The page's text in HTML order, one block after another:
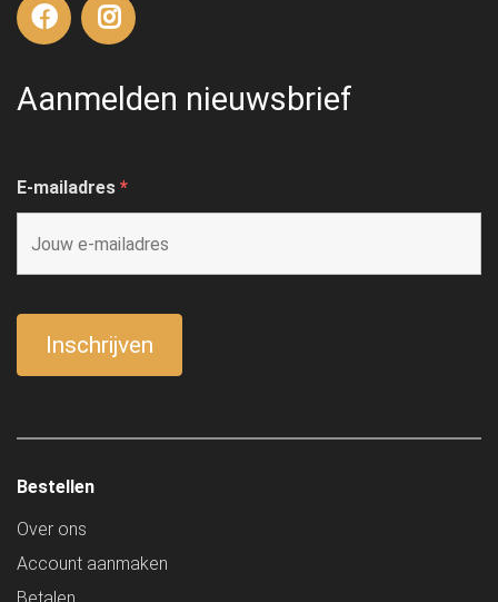
Aanmelden nieuwsbrief
E-mailadres *
Bestellen
Over ons
Account aanmaken